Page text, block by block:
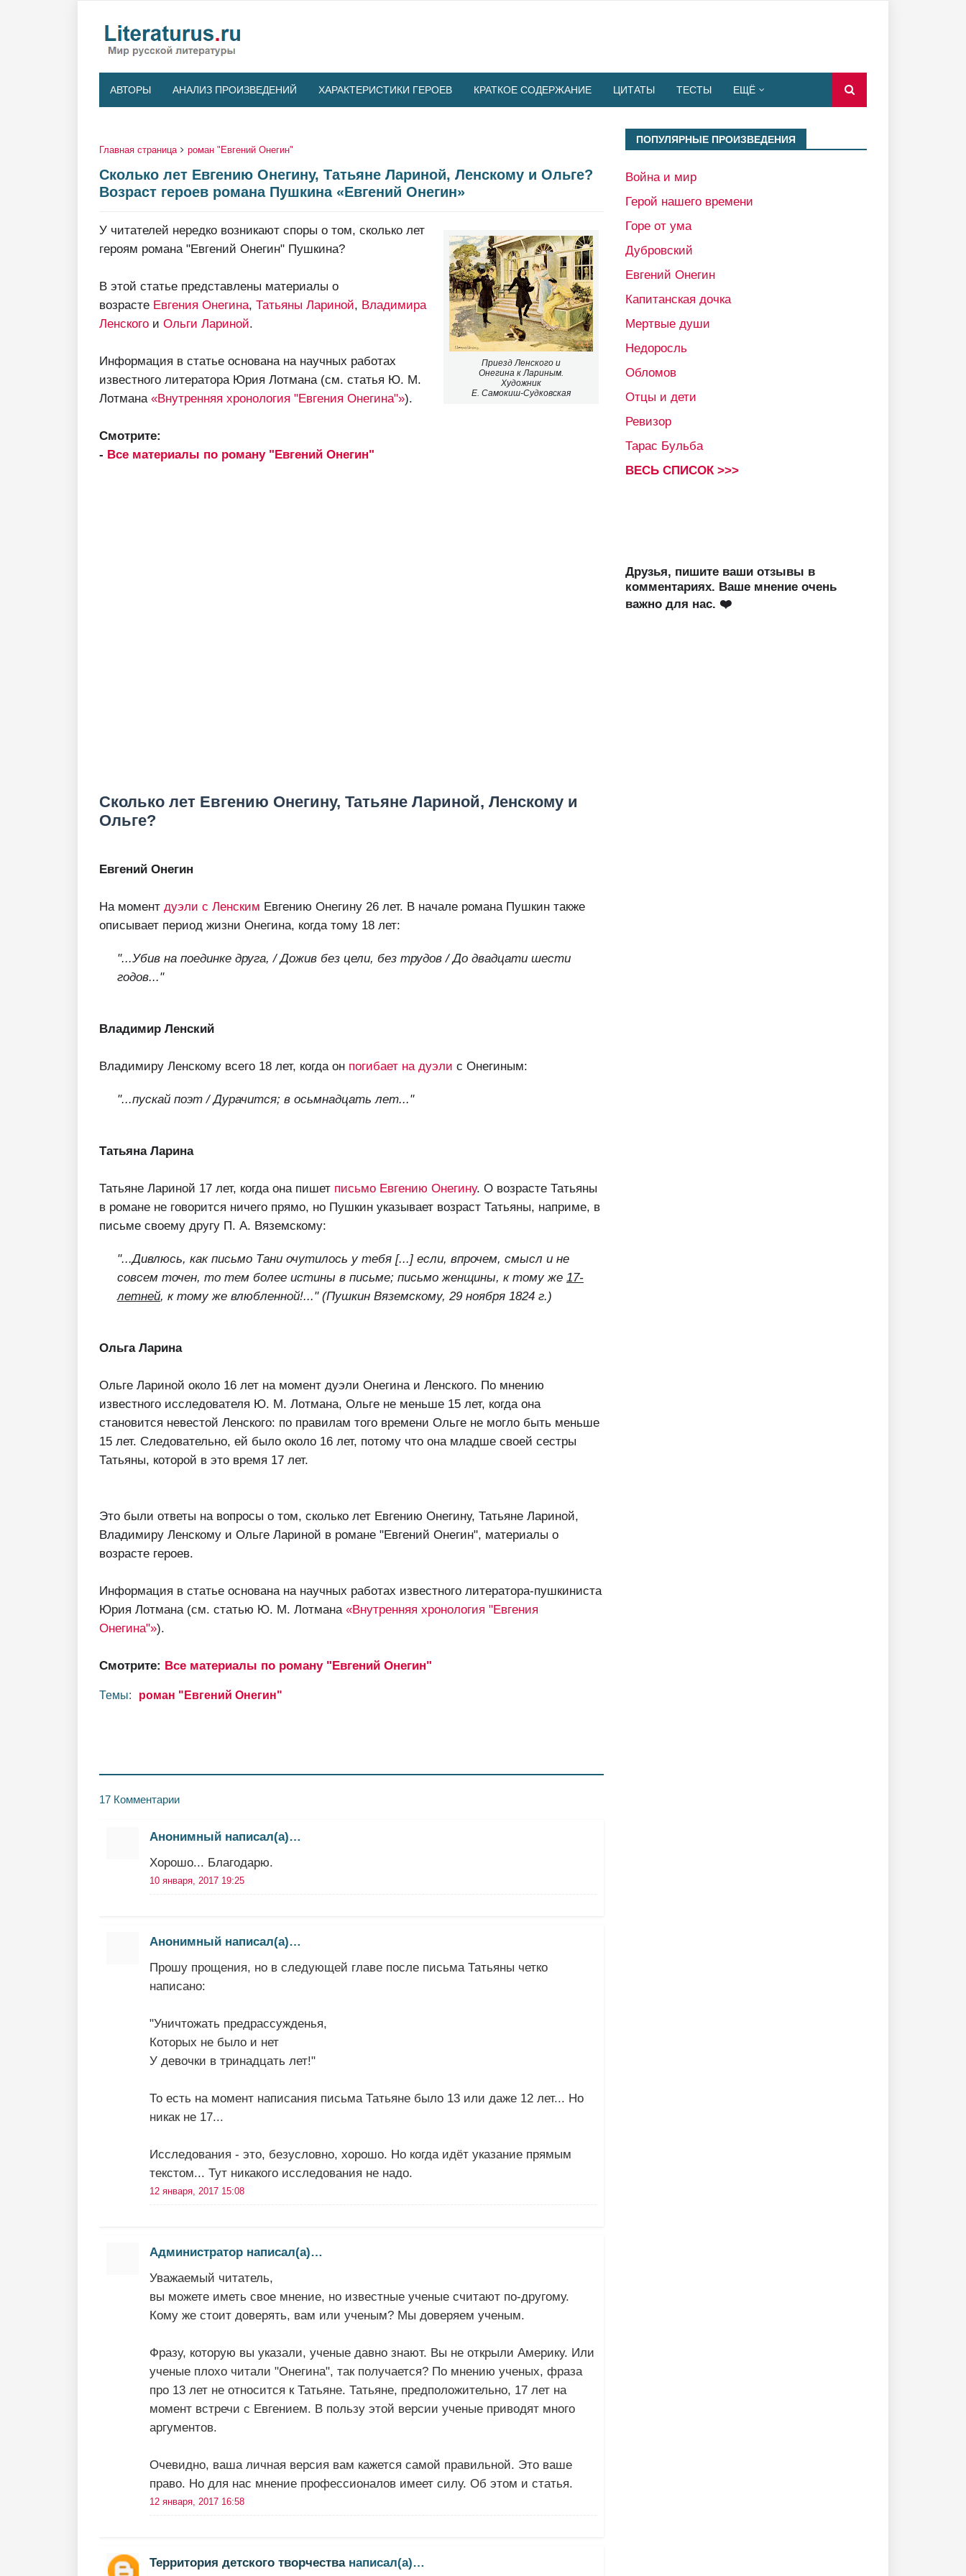
АВТОРЫ АНАЛИЗ ПРОИЗВЕДЕНИЙ ХАРАКТЕРИСТИКИ ГЕРОЕВ КРАТКОЕ СОДЕРЖАНИЕ ЦИТАТЫ ТЕСТЫ ЕЩЁ
Главная страница роман "Евгений Онегин"
Сколько лет Евгению Онегину, Татьяне Лариной, Ленскому и Ольге?
Возраст героев романа Пушкина «Евгений Онегин»
Приезд Ленского и
Онегина к Лариным.
Художник
Е. Самокиш-Судковская
У читателей нередко возникают споры о том, сколько лет
героям романа "Евгений Онегин" Пушкина?
В этой статье представлены материалы о
возрасте Евгения Онегина, Татьяны Лариной, Владимира
Ленского и Ольги Лариной.
Информация в статье основана на научных работах
известного литератора Юрия Лотмана (см. статья Ю. М.
Лотмана «Внутренняя хронология "Евгения Онегина"»).
Смотрите:
- Все материалы по роману "Евгений Онегин"
Сколько лет Евгению Онегину, Татьяне Лариной, Ленскому и
Ольге?
Евгений Онегин
На момент дуэли с Ленским Евгению Онегину 26 лет. В начале романа Пушкин также
описывает период жизни Онегина, когда тому 18 лет:
"...Убив на поединке друга, / Дожив без цели, без трудов / До двадцати шести
годов..."
Владимир Ленский
Владимиру Ленскому всего 18 лет, когда он погибает на дуэли с Онегиным:
"...пускай поэт /Дурачится; в осьмнадцать лет..."
Татьяна Ларина
Татьяне Лариной 17 лет, когда она пишет письмо Евгению Онегину. О возрасте Татьяны
в романе не говорится ничего прямо, но Пушкин указывает возраст Татьяны, наприме, в
письме своему другу П. А. Вяземскому:
"...Дивлюсь, как письмо Тани очутилось у тебя [...] если, впрочем, смысл и не
совсем точен, то тем более истины в письме; письмо женщины, к тому же 17-
летней, к тому же влюбленной!..." (Пушкин Вяземскому, 29 ноября 1824 г.)
Ольга Ларина
Ольге Лариной около 16 лет на момент дуэли Онегина и Ленского. По мнению
известного исследователя Ю. М. Лотмана, Ольге не меньше 15 лет, когда она
становится невестой Ленского: по правилам того времени Ольге не могло быть меньше
15 лет. Следовательно, ей было около 16 лет, потому что она младше своей сестры
Татьяны, которой в это время 17 лет.
Это были ответы на вопросы о том, сколько лет Евгению Онегину, Татьяне Лариной,
Владимиру Ленскому и Ольге Лариной в романе "Евгений Онегин", материалы о
возрасте героев.
Информация в статье основана на научных работах известного литератора-пушкиниста
Юрия Лотмана (см. статью Ю. М. Лотмана «Внутренняя хронология "Евгения
Онегина"»).
Смотрите: Все материалы по роману "Евгений Онегин"
Темы: роман "Евгений Онегин"
17 Комментарии
Анонимный написал(а)…
Хорошо... Благодарю.
10 января, 2017 19:25
Анонимный написал(а)…
Прошу прощения, но в следующей главе после письма Татьяны четко
написано:
"Уничтожать предрассужденья,
Которых не было и нет
У девочки в тринадцать лет!"
То есть на момент написания письма Татьяне было 13 или даже 12 лет... Но
никак не 17...
Исследования - это, безусловно, хорошо. Но когда идёт указание прямым
текстом... Тут никакого исследования не надо.
12 января, 2017 15:08
Администратор написал(а)…
Уважаемый читатель,
вы можете иметь свое мнение, но известные ученые считают по-другому.
Кому же стоит доверять, вам или ученым? Мы доверяем ученым.
Фразу, которую вы указали, ученые давно знают. Вы не открыли Америку. Или
ученые плохо читали "Онегина", так получается? По мнению ученых, фраза
про 13 лет не относится к Татьяне. Татьяне, предположительно, 17 лет на
момент встречи с Евгением. В пользу этой версии ученые приводят много
аргументов.
Очевидно, ваша личная версия вам кажется самой правильной. Это ваше
право. Но для нас мнение профессионалов имеет силу. Об этом и статья.
12 января, 2017 16:58
Территория детского творчестванаписал(а)…
ПОПУЛЯРНЫЕ ПРОИЗВЕДЕНИЯ
Война и мир
Герой нашего времени
Горе от ума
Дубровский
Евгений Онегин
Капитанская дочка
Мертвые души
Недоросль
Обломов
Отцы и дети
Ревизор
Тарас Бульба
ВЕСЬ СПИСОК >>>
Друзья, пишите ваши отзывы в
комментариях. Ваше мнение очень
важно для нас. ❤️